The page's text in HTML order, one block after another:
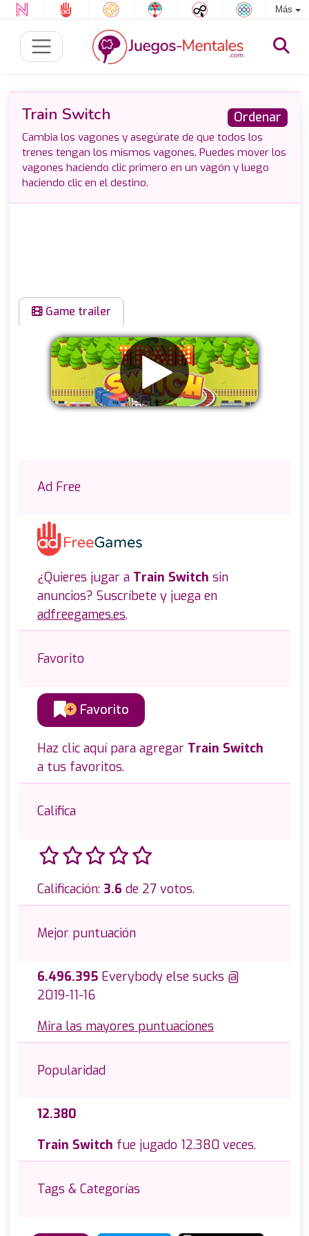
Más
Ordenar
Train Switch
Cambia los vagones y asegúrate de que todos los
trenes tengan los mismos vagones. Puedes mover los
vagones haciendo clic primero en un vagón y luego
haciendo clic en el destino.
Game trailer
Ad Free
¿Quieres jugar a Train Switch sin
anuncios? Suscríbete y juega en
adfreegames.es.
Favorito
Favorito
Haz clic aquí para agregar Train Switch
a tus favoritos.
Califica
Calificación: 3.6 de 27 votos.
Mejor puntuación
6.496.395 Everybody else sucks @
2019-11-16
Mira las mayores puntuaciones
Popularidad
12.380
Train Switch fue jugado 12.380 veces.
Tags & Categorías